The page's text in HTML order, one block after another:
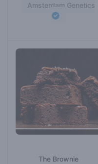
Amsterdam Genetics
The Brownie